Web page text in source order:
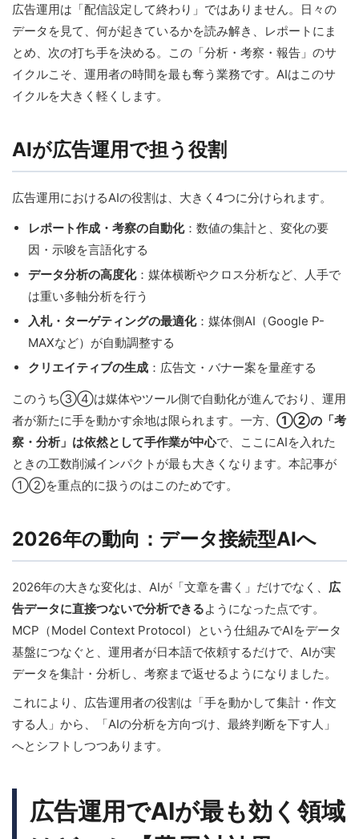
広告運用は「配信設定して終わり」ではありません。日々の
データを見て、何が起きているかを読み解き、レポートにま
とめ、次の打ち手を決める。この「分析・考察・報告」のサ
イクルこそ、運用者の時間を最も奪う業務です。AIはこのサ
イクルを大きく軽くします。
AIが広告運用で担う役割
広告運用におけるAIの役割は、大きく4つに分けられます。
レポート作成・考察の自動化：数値の集計と、変化の要
因・示唆を言語化する
データ分析の高度化：媒体横断やクロス分析など、人手で
は重い多軸分析を行う
入札・ターゲティングの最適化：媒体側AI（Google P-
MAXなど）が自動調整する
クリエイティブの生成 ：広告文・バナー案を量産する
このうち③④は媒体やツール側で自動化が進んでおり、運用
者が新たに手を動かす余地は限られます。一方、 ①②の「考
察・分析」は依然として手作業が中心で、ここにAIを入れた
ときの工数削減インパクトが最も大きくなります。本記事が
①②を重点的に扱うのはこのためです。
2026年の動向：データ接続型AIへ
2026年の大きな変化は、AIが「文章を書く」だけでなく、 広
告データに直接つないで分析できるようになった点です。
MCP（Model Context Protocol）という仕組みでAIをデータ
基盤につなぐと、運用者が日本語で依頼するだけで、AIが実
データを集計・分析し、考察まで返せるようになりました。
これにより、広告運用者の役割は「手を動かして集計・作文
する人」から、「AIの分析を方向づけ、最終判断を下す人」
へとシフトしつつあります。
広告運用でAIが最も効く領域